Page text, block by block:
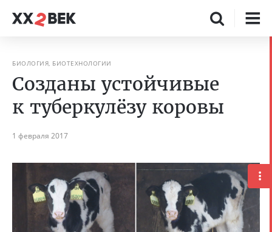
БИОЛОГИЯ, БИОТЕХНОЛОГИИ
Созданы устойчивые
к туберкулёзу коровы
1 февраля 2017